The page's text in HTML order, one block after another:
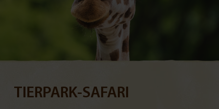
TIERPARK-SAFARI